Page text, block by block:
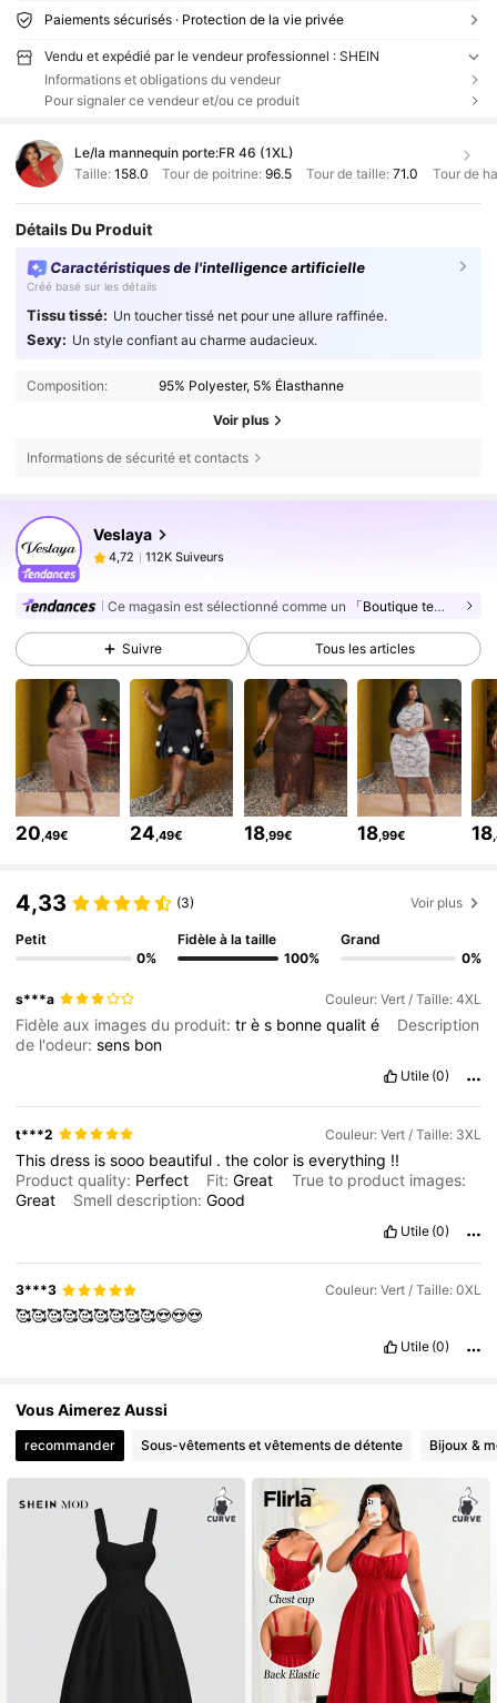
Paiements sécurisés · Protection de la vie privée
Vendu et expédié par le vendeur professionnel : SHEIN
Informations et obligations du vendeur
Pour signaler ce vendeur et/ou ce produit
Le/la mannequin porte:FR 46 (1XL)
Taille: 158.0 Tour de poitrine:96.5 Tour de taille: 71.0 Tour de
Détails Du Produit
Caractéristiques de l'intelligence artificielle
Créé basé sur les détails
Tissu tissé: Un toucher tissé net pour une allure raffinée.
Sexy: Un style confiant au charme audacieux.
Composition: 95% Polyester, 5% Élasthanne
Voir plus
Informations de sécurité et contacts
Veslaya
4,72
112K Suiveurs
l***u est en train de naviguer
4,72 112K Suiveurs
4,72 112K Suiveurs
112K Suiveurs
4,72 112K Suiveurs
4,72 112K Suiveurs
4,72 112K Suiveurs
4,72 112K Suiveurs
Ce magasin est sélectionné comme un 「Boutique tendance」
Suivre Tous les articles
20,49€ 24,49€ 18,99€ 18,99€ 18
4,33 (3) Voir plus
Petit
0%
Fidèle à la taille
100%
Grand
0%
s***a Couleur: Vert / Taille: 4XL
Fidèle aux images du produit:très bonnequalité
Description
de l'odeur:sens bon
Utile (0)
t***2 Couleur: Vert / Taille: 3XL
Thisdress issooo beautiful .thecolor iseverything !!
Product quality: Perfect Fit:Great
True to product images:
Great
Smell description:Good
Utile (0)
3***3 Couleur: Vert / Taille: 0XL
🥰🥰🥰🥰🥰🥰🥰🥰🥰😍😍😍
Utile (0)
Vous Aimerez Aussi
recommander Sous-vêtements et vêtements de détente Bijoux &